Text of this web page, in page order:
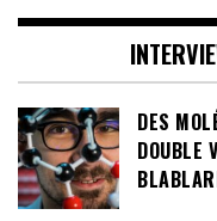
DES
DOUBLE